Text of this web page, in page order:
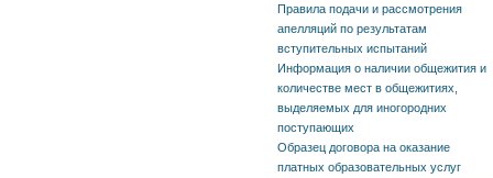
Правила подачи и рассмотрения
апелляций по результатам
вступительных испытаний
Информация о наличии общежития и
количестве мест в общежитиях,
выделяемых для иногородних
поступающих
Образец договора на оказание
платных образовательных услуг